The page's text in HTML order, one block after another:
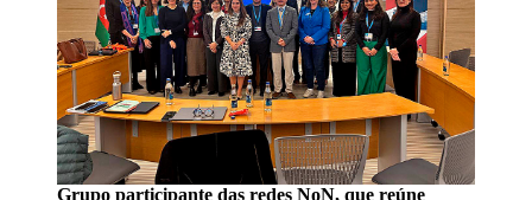
Grupo participante das redes NoN, que reúne